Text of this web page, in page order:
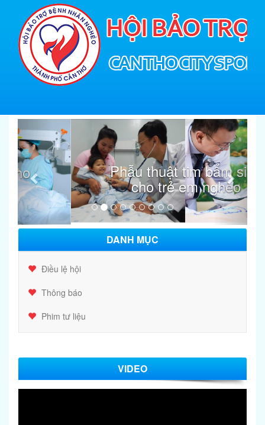
Phẫu thuật tim bẩm sinh
cho trẻ em nghèo
Sau Trước
DANH MỤC
Điều lệ hội
Thông báo
Phim tư liệu
VIDEO